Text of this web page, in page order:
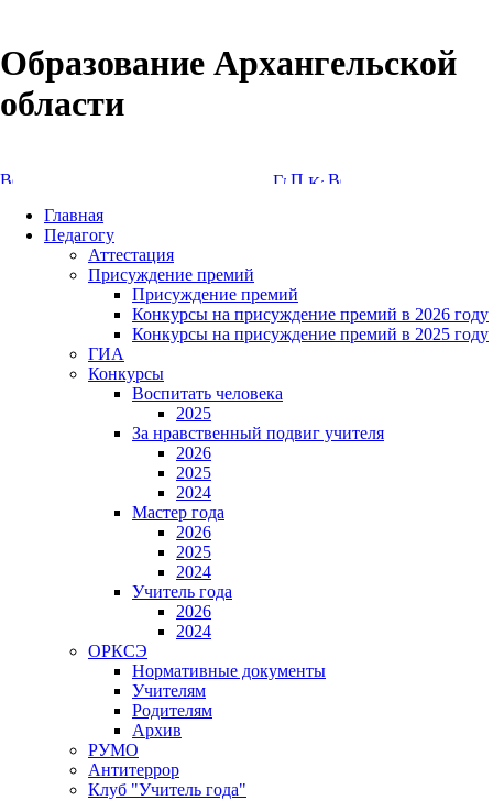
Образование Архангельской
области
Главная
Педагогу
Аттестация
Присуждение премий
Присуждение премий
Конкурсы на присуждение премий в 2026 году
Конкурсы на присуждение премий в 2025 году
ГИА
Конкурсы
Воспитать человека
2025
За нравственный подвиг учителя
2026
2025
2024
Мастер года
2026
2025
2024
Учитель года
2026
2024
ОРКСЭ
Нормативные документы
Учителям
Родителям
Архив
РУМО
Антитеррор
Клуб "Учитель года"